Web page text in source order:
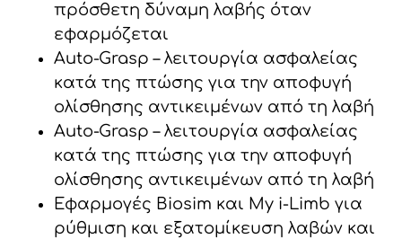
πρόσθετη δύναμη λαβής όταν
εφαρμόζεται
Auto-Grasp – λειτουργία ασφαλείας
κατά της πτώσης για την αποφυγή
ολίσθησης αντικειμένων από τη λαβή
Auto-Grasp – λειτουργία ασφαλείας
κατά της πτώσης για την αποφυγή
ολίσθησης αντικειμένων από τη λαβή
Εφαρμογές Biosim και My i-Limb για
ρύθμιση και εξατομίκευση λαβών και